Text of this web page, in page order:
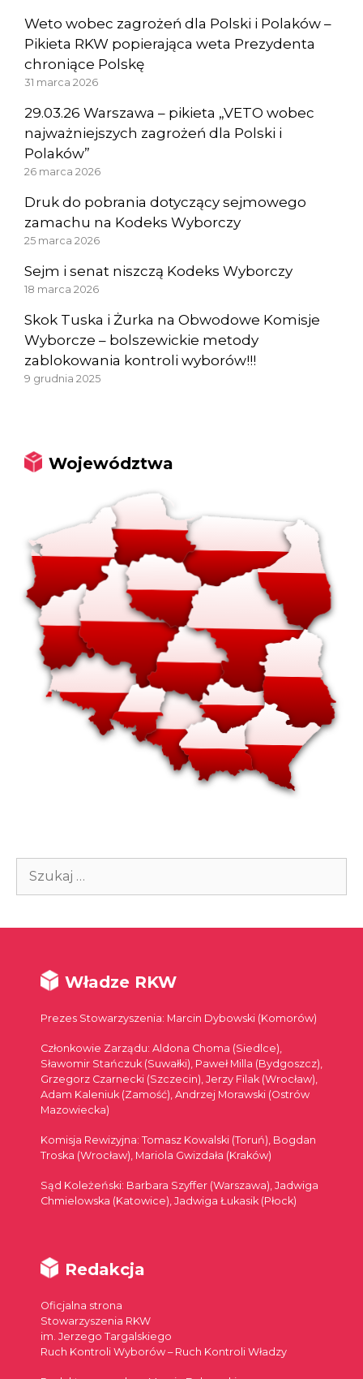
Weto wobec zagrożeń dla Polski i Polaków –
Pikieta RKW popierająca weta Prezydenta
chroniące Polskę
31 marca 2026
29.03.26 Warszawa – pikieta „VETO wobec
najważniejszych zagrożeń dla Polski i
Polaków”
26 marca 2026
Druk do pobrania dotyczący sejmowego
zamachu na Kodeks Wyborczy
25 marca 2026
Sejm i senat niszczą Kodeks Wyborczy
18 marca 2026
Skok Tuska i Żurka na Obwodowe Komisje
Wyborcze – bolszewickie metody
zablokowania kontroli wyborów!!!
9 grudnia 2025
Województwa
Szukaj:
Władze RKW
Prezes Stowarzyszenia: Marcin Dybowski (Komorów)
Członkowie Zarządu: Aldona Choma (Siedlce),
Sławomir Stańczuk (Suwałki), Paweł Milla (Bydgoszcz),
Grzegorz Czarnecki (Szczecin), Jerzy Filak (Wrocław),
Adam Kaleniuk (Zamość), Andrzej Morawski (Ostrów
Mazowiecka)
Komisja Rewizyjna: Tomasz Kowalski (Toruń), Bogdan
Troska (Wrocław), Mariola Gwizdała (Kraków)
Sąd Koleżeński: Barbara Szyffer (Warszawa), Jadwiga
Chmielowska (Katowice), Jadwiga Łukasik (Płock)
Redakcja
Oficjalna strona
Stowarzyszenia RKW
im. Jerzego Targalskiego
Ruch Kontroli Wyborów – Ruch Kontroli Władzy